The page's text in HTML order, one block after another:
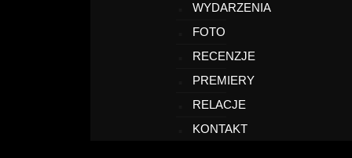
WYDARZENIA
FOTO
RECENZJE
PREMIERY
RELACJE
KONTAKT